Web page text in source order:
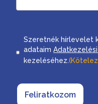
Consent
Szeretnék hírlevelet
adataim
kezeléséhez.
Feliratkozom